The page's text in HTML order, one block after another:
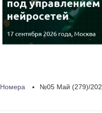
Номера №05 Май (279)/